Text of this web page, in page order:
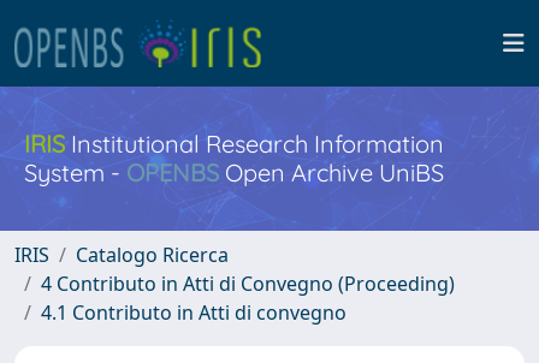
IRISInstitutional Research Information
System - OPENBS Open Archive UniBS
IRIS
Catalogo Ricerca
4 Contributo in Atti di Convegno (Proceeding)
4.1 Contributo in Atti di convegno